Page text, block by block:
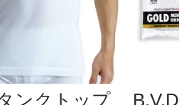
ンクトップ